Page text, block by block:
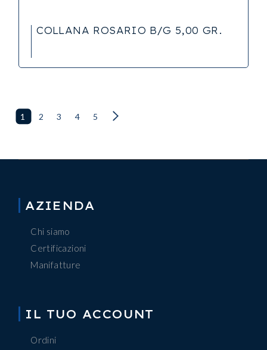
COLLANA ROSARIO B/G 5,00 GR.
1 2 3 4 5
AZIENDA
Chi siamo
Certificazioni
Manifatture
IL TUO ACCOUNT
Ordini